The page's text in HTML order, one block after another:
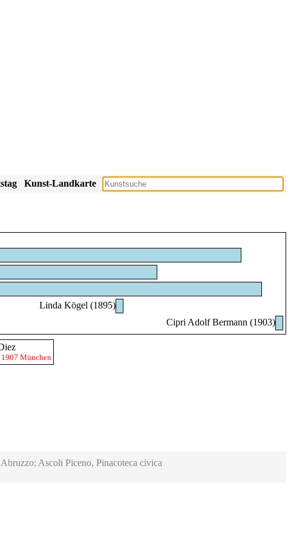
Kunst-Landkarte
Linda Kögel (1895)
Cipri Adolf Bermann (1903)
München
Ascoli Piceno, Pinacoteca civica